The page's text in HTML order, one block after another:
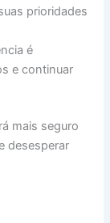
prioridades
é
e continuar
mais seguro
desesperar